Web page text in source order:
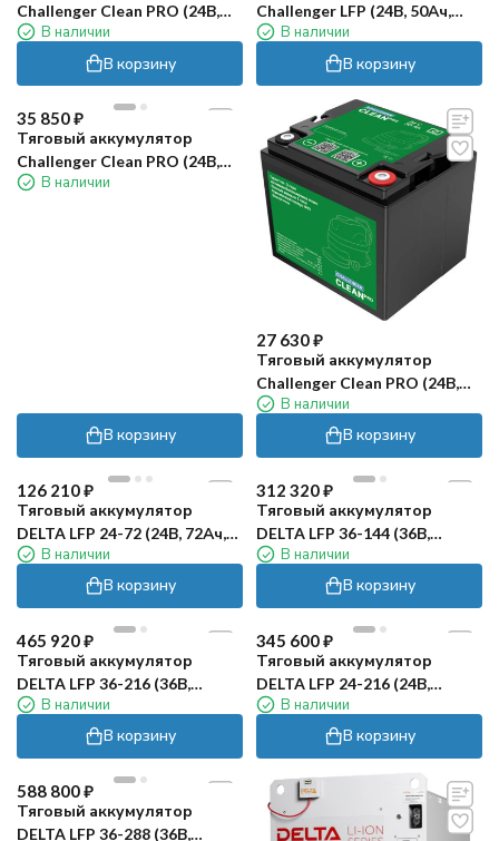
Challenger Clean PRO (24В,
65Ач, LiFePO4)
В наличии
В корзину
Challenger LFP (24В, 50Ач,
LiFePO4)
В наличии
В корзину
35 850₽
Тяговый аккумулятор
Challenger Clean PRO (24В,
50Ач, LiFePO4)
В наличии
В корзину
27 630₽
Тяговый аккумулятор
Challenger Clean PRO (24В,
30Ач, LiFePO4)
В наличии
В корзину
126 210₽
Тяговый аккумулятор
DELTA LFP 24-72 (24В, 72Ач,
LI-ion)В наличии
В корзину
312 320₽
Тяговый аккумулятор
DELTA LFP 36-144 (36В,
144Ач, Li-ion)
В наличии
В корзину
465 920₽
Тяговый аккумулятор
DELTA LFP 36-216 (36В,
216Ач, Li-ion)
В наличии
В корзину
345 600₽
Тяговый аккумулятор
DELTA LFP 24-216 (24В,
216Ач, Li-ion)
В наличии
В корзину
588 800₽
Тяговый аккумулятор
DELTA LFP 36-288 (36В,